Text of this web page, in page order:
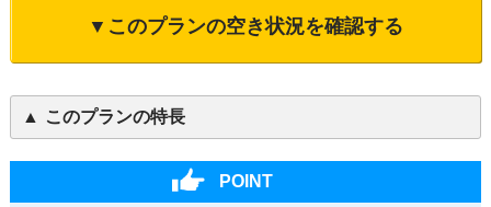
▼このプランの空き状況を確認する
このプランの特長
POINT